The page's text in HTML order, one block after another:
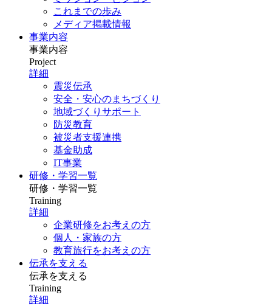
これまでの歩み
メディア掲載情報
事業内容
事業内容
Project
詳細
震災伝承
安全・安心のまちづくり
地域づくりサポート
防災教育
被災者支援連携
基金助成
IT事業
研修・学習一覧
研修・学習一覧
Training
詳細
企業研修をお考えの方
個人・家族の方
教育旅行をお考えの方
伝承を支える
伝承を支える
Training
詳細